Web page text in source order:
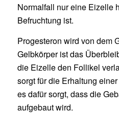
Normalfall nur eine Eizelle
Befruchtung ist.
Progesteron wird von dem
Gelbkörper ist das
die Eizelle den Follikel
sorgt für die Erhaltung
es dafür sorgt, dass die
aufgebaut wird.